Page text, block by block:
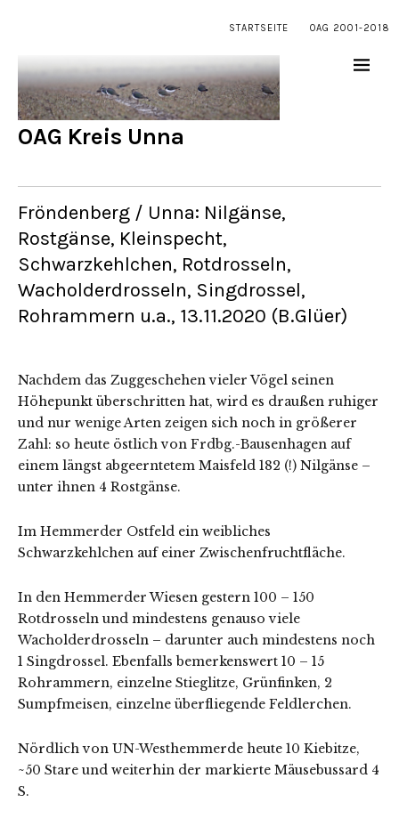
STARTSEITE OAG 2001-2018
OAG Kreis Unna
Fröndenberg / Unna: Nilgänse,
Rostgänse, Kleinspecht,
Schwarzkehlchen, Rotdrosseln,
Wacholderdrosseln, Singdrossel,
Rohrammern u.a., 13.11.2020 (B.Glüer)
Nachdem das Zuggeschehen vieler Vögel seinen
Höhepunkt überschritten hat, wird es draußen ruhiger
und nur wenige Arten zeigen sich noch in größerer
Zahl: so heute östlich von Frdbg.-Bausenhagen auf
einem längst abgeerntetem Maisfeld 182 (!) Nilgänse –
unter ihnen 4 Rostgänse.
Im Hemmerder Ostfeld ein weibliches
Schwarzkehlchen auf einer Zwischenfruchtfläche.
In den Hemmerder Wiesen gestern 100 – 150
Rotdrosseln und mindestens genauso viele
Wacholderdrosseln – darunter auch mindestens noch
1 Singdrossel. Ebenfalls bemerkenswert 10 – 15
Rohrammern, einzelne Stieglitze, Grünfinken, 2
Sumpfmeisen, einzelne überfliegende Feldlerchen.
Nördlich von UN-Westhemmerde heute 10 Kiebitze,
~50 Stare und weiterhin der markierte Mäusebussard 4
S.